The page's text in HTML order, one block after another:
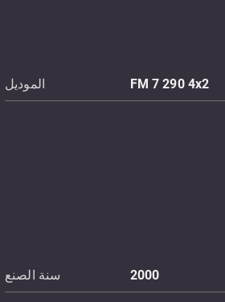
الموديل FM 7 290 4x2
سنة الصنع 2000